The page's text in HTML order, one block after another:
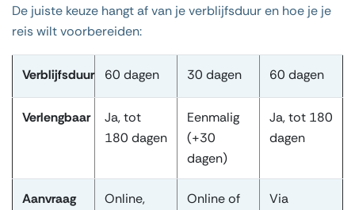
De juiste keuze hangt af van je verblijfsduur en hoe je je
reis wilt voorbereiden:
Verblijfsduur 60 dagen 30 dagen 60 dagen
Verlengbaar
Ja, tot
180 dagen
Eenmalig
(+30
dagen)
Ja, tot 180
dagen
Aanvraag
Online,
Online of
Via